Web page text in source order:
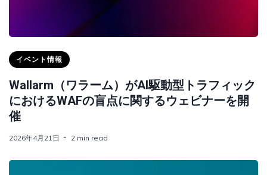
イベント情報
Wallarm（ワラーム）がAI駆動型トラフィック
におけるWAFの盲点に関するウェビナーを開
催
2026年4月21日 2 min read